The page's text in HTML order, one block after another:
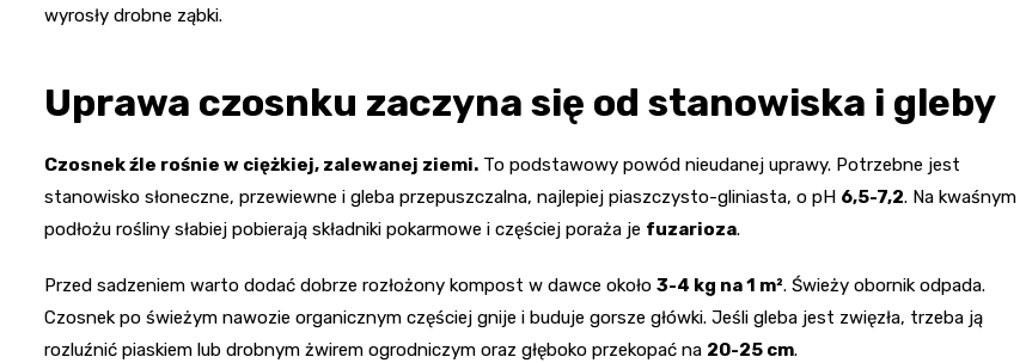
wyrosły drobne ząbki.
Uprawa czosnku zaczyna się od stanowiska i gleby
Czosnek źle rośnie w ciężkiej, zalewanej ziemi. To podstawowy powód nieudanej uprawy. Potrzebne jest
stanowisko słoneczne, przewiewne i gleba przepuszczalna, najlepiej piaszczysto-gliniasta, o pH 6,5-7,2. Na kwaśnym
podłożu rośliny słabiej pobierają składniki pokarmowe i częściej poraża je fuzarioza.
Przed sadzeniem warto dodać dobrze rozłożony kompost w dawce około 3-4 kg na 1 m². Świeży obornik odpada.
Czosnek po świeżym nawozie organicznym częściej gnije i buduje gorsze główki. Jeśli gleba jest zwięzła, trzeba ją
rozluźnić piaskiem lub drobnym żwirem ogrodniczym oraz głęboko przekopać na 20-25 cm.